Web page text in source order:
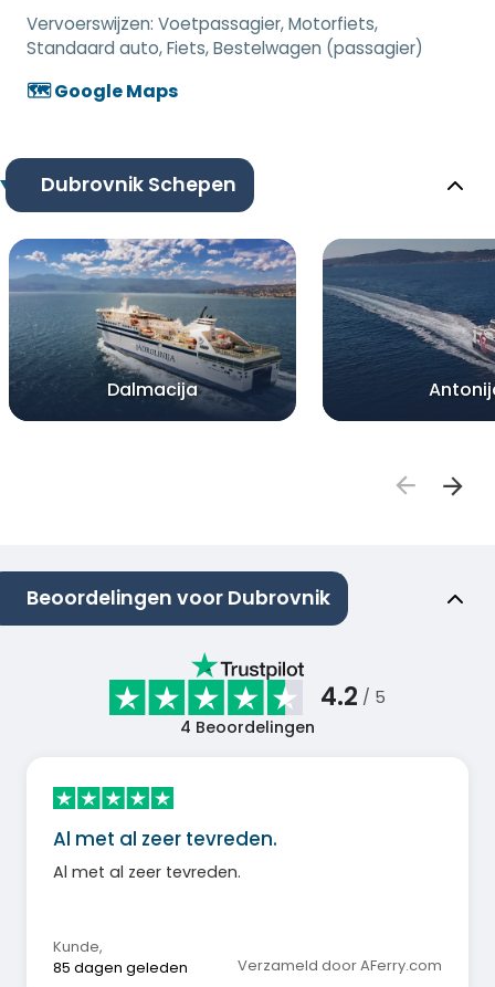
Vervoerswijzen: Voetpassagier, Motorfiets,
Standaard auto, Fiets, Bestelwagen (passagier)
🗺️ Google Maps
Dubrovnik Schepen
Dalmacija
Beoordelingen voor Dubrovnik
4.2 / 5
4 Beoordelingen
Al met al zeer tevreden.
Al met al zeer tevreden.
Kunde,
85 dagen geleden
Verzameld door AFerry.com